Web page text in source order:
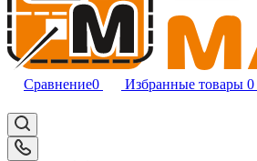
Сравнение0 Избранные товары 0